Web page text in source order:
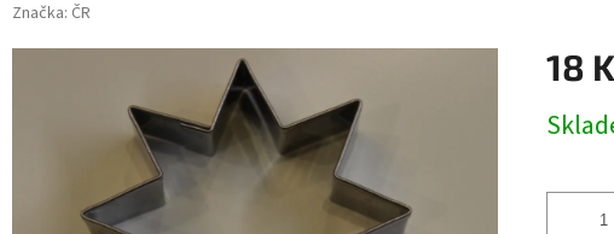
Značka: ČR
18
cena: